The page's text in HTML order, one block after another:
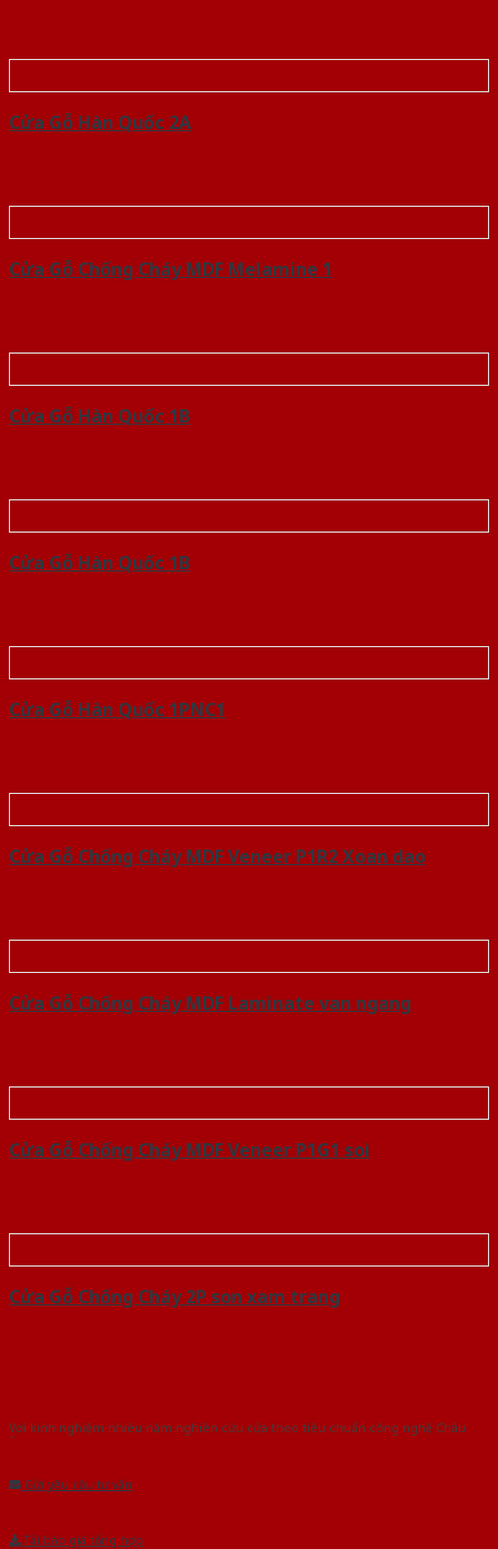
Cửa Gỗ Hàn Quốc 2A
Cửa Gỗ Chống Cháy MDF Melamine 1
Cửa Gỗ Hàn Quốc 1B
Cửa Gỗ Hàn Quốc 1B
Cửa Gỗ Hàn Quốc 1PNC1
Cửa Gỗ Chống Cháy MDF Veneer P1R2 Xoan dao
Cửa Gỗ Chống Cháy MDF Laminate van ngang
Cửa Gỗ Chống Cháy MDF Veneer P1G1 soi
Cửa Gỗ Chống Cháy 2P son xam trang
Với kinh nghiệm nhiêu năm nghiên cứu cửa theo tiêu chuẩn công nghệ Châu
Âu.Chúng tôi tự tin là nhà sản xuất & cung cấp hàng đầu tại Việt Nam!
Gửi yêu cầu tư vấn
Tải báo giá tổng hợp